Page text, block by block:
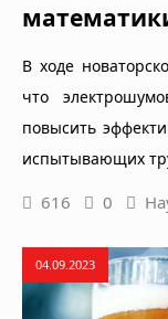
В ходе
что
повысить
испытывающих
616 0
04.09.2023